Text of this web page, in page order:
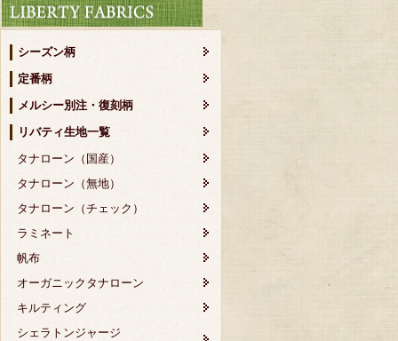
シーズン柄
定番柄
メルシー別注・復刻柄
リバティ生地一覧
タナローン（国産）
タナローン（無地）
タナローン（チェック）
ラミネート
帆布
オーガニックタナローン
キルティング
シェラトンジャージ